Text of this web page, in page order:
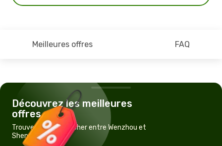
Meilleures offres FAQ
Découvrez les meilleures
offres
Trouvez un vol pas cher entre Wenzhou et
Shenzhen